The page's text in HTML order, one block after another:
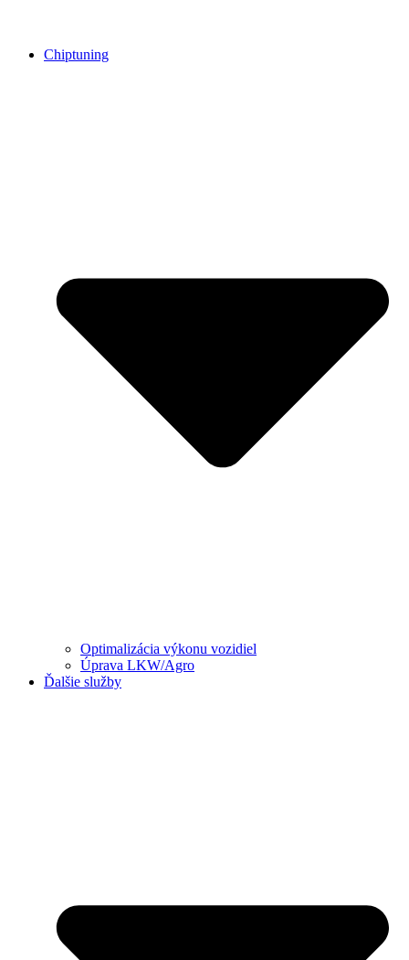
Chiptuning
Optimalizácia výkonu vozidiel
Úprava LKW/Agro
Ďalšie služby